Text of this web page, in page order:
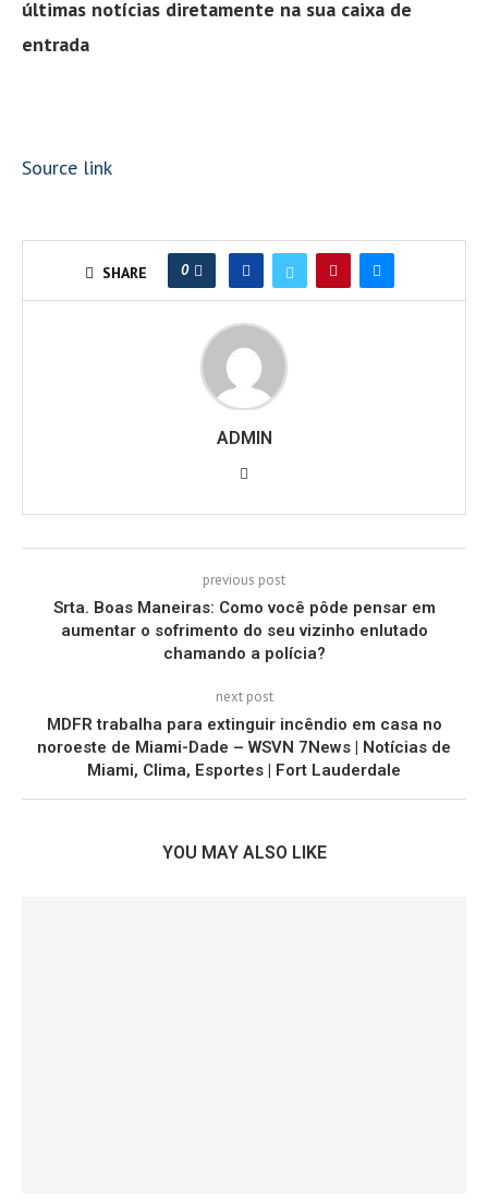
últimas notícias diretamente na sua caixa de
entrada
Source link
SHARE 0
ADMIN
previous post
Srta. Boas Maneiras: Como você pôde pensar em
aumentar o sofrimento do seu vizinho enlutado
chamando a polícia?
next post
MDFR trabalha para extinguir incêndio em casa no
noroeste de Miami-Dade – WSVN 7News | Notícias de
Miami, Clima, Esportes | Fort Lauderdale
YOU MAY ALSO LIKE